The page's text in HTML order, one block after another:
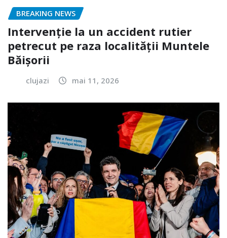
BREAKING NEWS
Intervenție la un accident rutier
petrecut pe raza localității Muntele
Băișorii
clujazi mai 11, 2026